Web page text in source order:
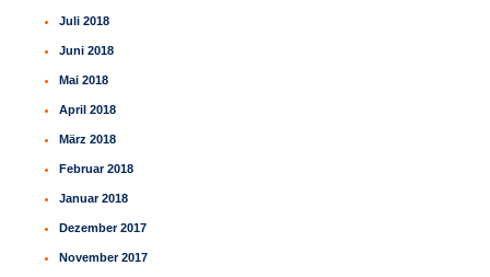
Juli 2018
Juni 2018
Mai 2018
April 2018
März 2018
Februar 2018
Januar 2018
Dezember 2017
November 2017